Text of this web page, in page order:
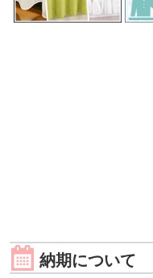
納期について